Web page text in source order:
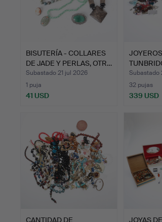
BISUTERÍA - COLLARES
DE JADE Y PERLAS, OTR…
Subastado 21 jul 2026
1 puja
41 USD
Subastado
32 pujas
339 USD
CANTIDAD DE
JOYAS